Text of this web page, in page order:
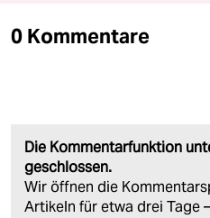
0 Kommentare
Die Kommentarfunktion
geschlossen.
Wir öffnen die
Artikeln für etwa drei Tage –